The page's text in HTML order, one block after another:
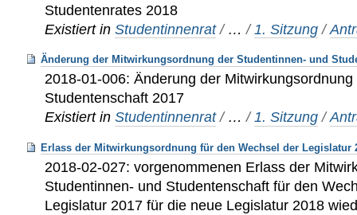
Studentenrates 2018
Existiert in Studentinnenrat / …/ 1. Sitzung /
Änderung der Mitwirkungsordnung der Studentinnen- und
2018-01-006: Änderung der
Studentenschaft 2017
Existiert in Studentinnenrat / …/1. Sitzung /
Erlass der Mitwirkungsordnung für den Wechsel der Legislatur
2018-02-027: vorgenommenen Erlass der
Studentinnen- und Studentenschaft für den
Legislatur 2017 für die neue Legislatur 2018